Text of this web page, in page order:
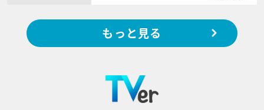
もっと見る